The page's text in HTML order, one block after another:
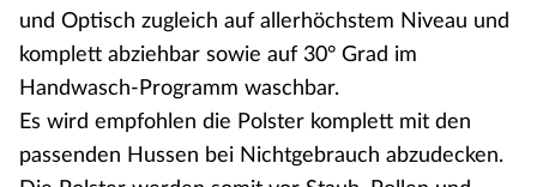
und Optisch zugleich auf allerhöchstem Niveau und
komplett abziehbar sowie auf 30° Grad im
Handwasch-Programm waschbar.
Es wird empfohlen die Polster komplett mit den
passenden Hussen bei Nichtgebrauch abzudecken.